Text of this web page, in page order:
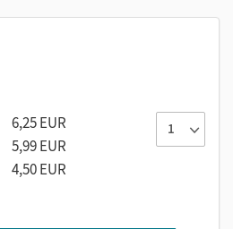
6,25 EUR
5,99 EUR
4,50 EUR